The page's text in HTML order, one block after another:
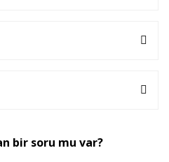
bir soru mu var?